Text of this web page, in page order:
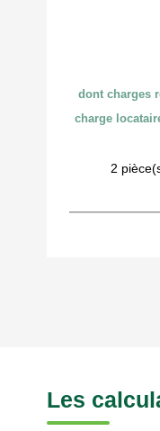
dont charges
charge
2
Les